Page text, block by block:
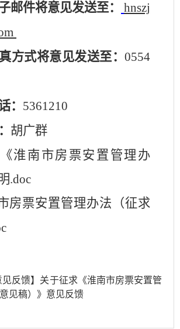
邮件将意见发送至：
hnszj
方式将意见发送至： 0554
： 5361210
胡广群
淮南市房票安置管理办
.doc
房票安置管理办法（征求
见反馈】关于征求《淮南市房票安置管
见稿）》意见反馈